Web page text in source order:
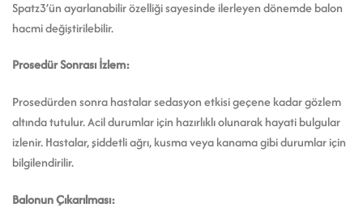
Spatz3’ün ayarlanabilir özelliği sayesinde ilerleyen dönemde balon
hacmi değiştirilebilir.
Prosedür Sonrası İzlem:
Prosedürden sonra hastalar sedasyon etkisi geçene kadar gözlem
altında tutulur. Acil durumlar için hazırlıklı olunarak hayati bulgular
izlenir. Hastalar, şiddetli ağrı, kusma veya kanama gibi durumlar için
bilgilendirilir.
Balonun Çıkarılması: